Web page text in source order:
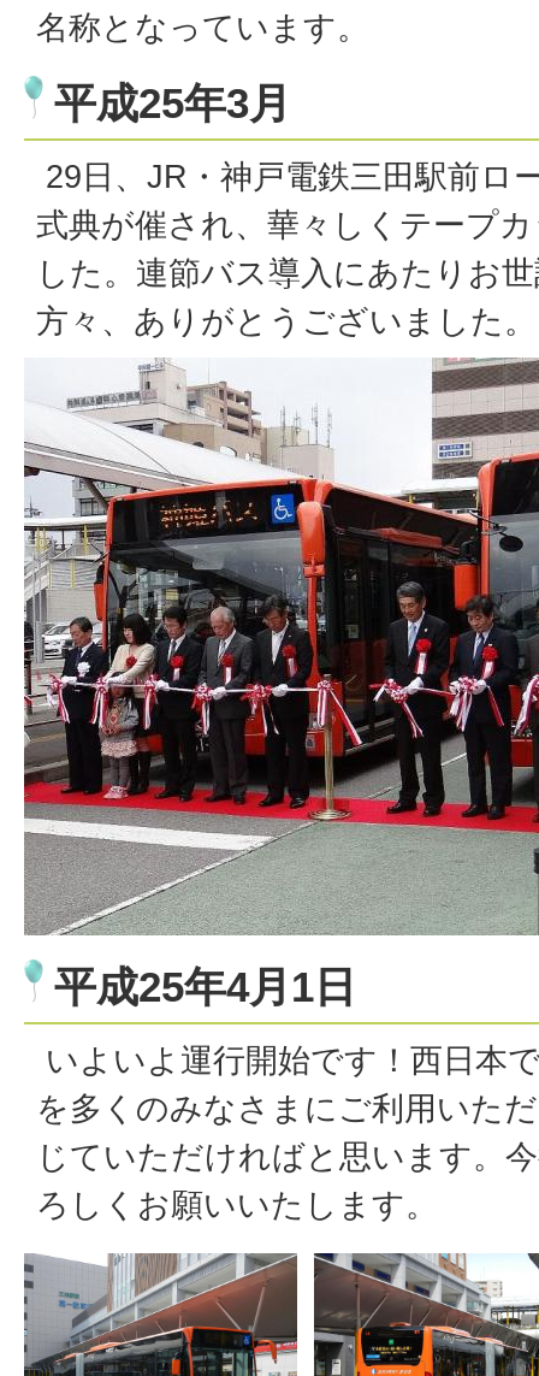
名称となっています。
平成25年3月
29日、JR・神戸電鉄三田駅前ロ
式典が催され、華々しくテープ
した。連節バス導入にあたりお
方々、ありがとうございました。
平成25年4月1日
いよいよ運行開始です！西日本
を多くのみなさまにご利用いた
じていただければと思います。
ろしくお願いいたします。